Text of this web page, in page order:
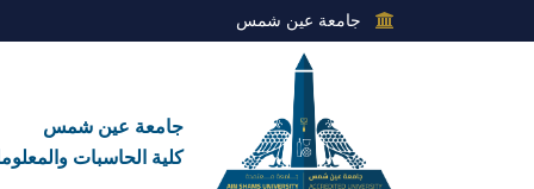
جامعة عين شمس
جامعة عين شمس
كلية الحاسبات